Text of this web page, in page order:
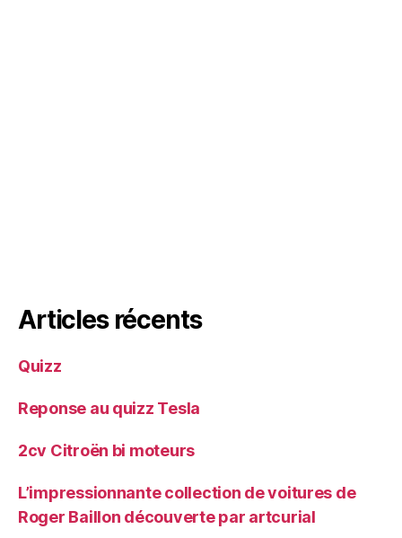
Articles récents
Quizz
Reponse au quizz Tesla
2cv Citroën bi moteurs
L’impressionnante collection de voitures de
Roger Baillon découverte par artcurial